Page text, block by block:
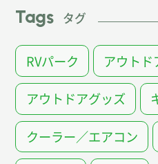
Tags タグ
RVパーク アウトド
アウトドアグッズ
クーラー／エアコン